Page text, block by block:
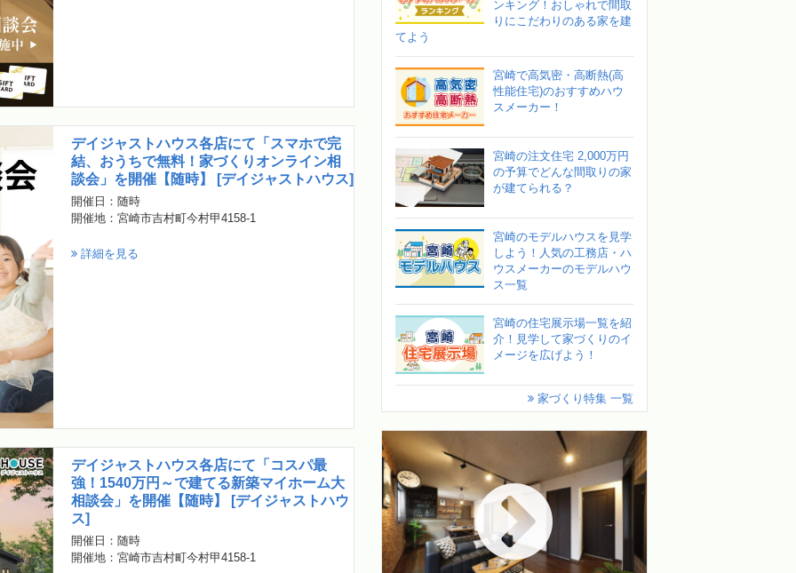
デイジャストハウス各店にて「スマホで完
結、おうちで無料！家づくりオンライン相
談会」を開催【随時】 [デイジャストハウス]
開催日：随時
開催地：宮崎市吉村町今村甲4158-1
詳細を見る
デイジャストハウス各店にて「コスパ最
強！1540万円～で建てる新築マイホーム大
相談会」を開催【随時】 [デイジャストハウ
ス]
開催日：随時
開催地：宮崎市吉村町今村甲4158-1
ンキング！おしゃれで間取
りにこだわりのある家を建
てよう
宮崎で高気密・高断熱(高
性能住宅)のおすすめハウ
スメーカー！
宮崎の注文住宅 2,000万円
の予算でどんな間取りの家
が建てられる？
宮崎のモデルハウスを見学
しよう！人気の工務店・ハ
ウスメーカーのモデルハウ
ス一覧
宮崎の住宅展示場一覧を紹
介！見学して家づくりのイ
メージを広げよう！
家づくり特集 一覧